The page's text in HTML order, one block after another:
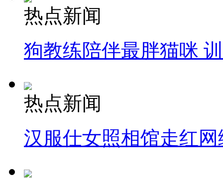
热点新闻
狗教练陪伴最胖猫咪
热点新闻
汉服仕女照相馆走红网